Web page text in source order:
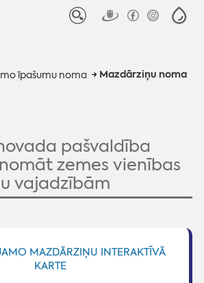
īpašumu noma Mazdārziņu noma
pašvaldība
zemes vienības
vajadzībām
MAZDĀRZIŅU INTERAKTĪVĀ
KARTE